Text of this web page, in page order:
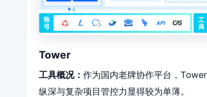
Tower
工具概况： 作为国内老牌协作平台，
纵深与复杂项目管控力显得较为单薄。